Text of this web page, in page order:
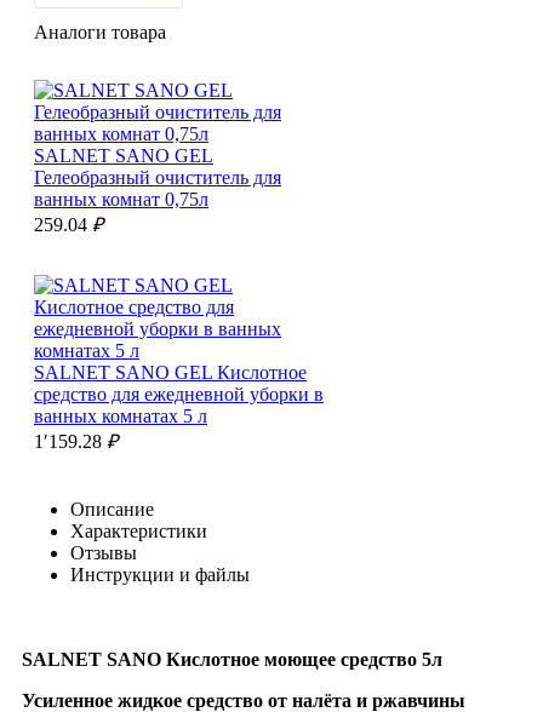
Аналоги товара
SALNET SANO GEL
Гелеобразный очиститель для
ванных комнат 0,75л
259.04 ₽
SALNET SANO GEL Кислотное
средство для ежедневной уборки в
ванных комнатах 5 л
1′159.28 ₽
Описание
Характеристики
Отзывы
Инструкции и файлы
SALNET SANO Кислотное моющее средство 5л
Усиленное жидкое средство от налёта и ржавчины